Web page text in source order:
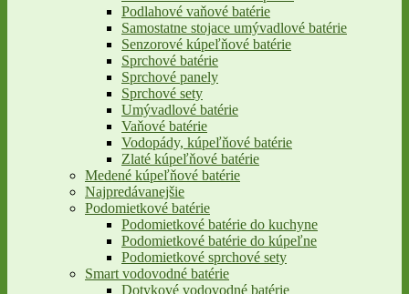
Podlahové vaňové batérie
Samostatne stojace umývadlové batérie
Senzorové kúpeľňové batérie
Sprchové batérie
Sprchové panely
Sprchové sety
Umývadlové batérie
Vaňové batérie
Vodopády, kúpeľňové batérie
Zlaté kúpeľňové batérie
Medené kúpeľňové batérie
Najpredávanejšie
Podomietkové batérie
Podomietkové batérie do kuchyne
Podomietkové batérie do kúpeľne
Podomietkové sprchové sety
Smart vodovodné batérie
Dotykové vodovodné batérie